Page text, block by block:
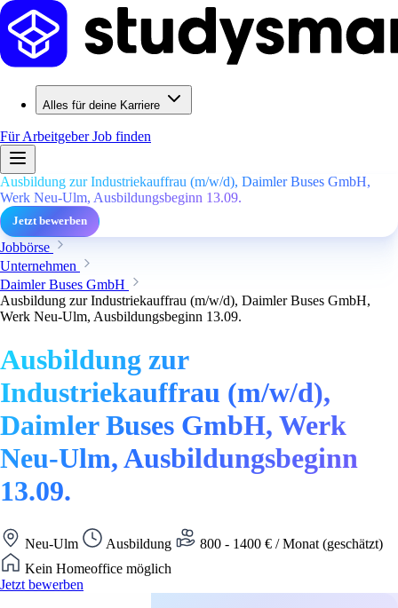
Alles für deine Karriere
Für ArbeitgeberJob finden
Ausbildung zur Industriekauffrau (m/w/d), Daimler Buses GmbH,
Werk Neu-Ulm, Ausbildungsbeginn 13.09.
Jetzt bewerben
Jobbörse
Unternehmen
Daimler Buses GmbH
Ausbildung zur Industriekauffrau (m/w/d), Daimler Buses GmbH,
Werk Neu-Ulm, Ausbildungsbeginn 13.09.
Ausbildung zur
Industriekauffrau (m/w/d),
Daimler Buses GmbH, Werk
Neu-Ulm, Ausbildungsbeginn
13.09.
Neu-Ulm Ausbildung
800 - 1400 € / Monat (geschätzt)
Kein Homeoffice möglich
Jetzt bewerben